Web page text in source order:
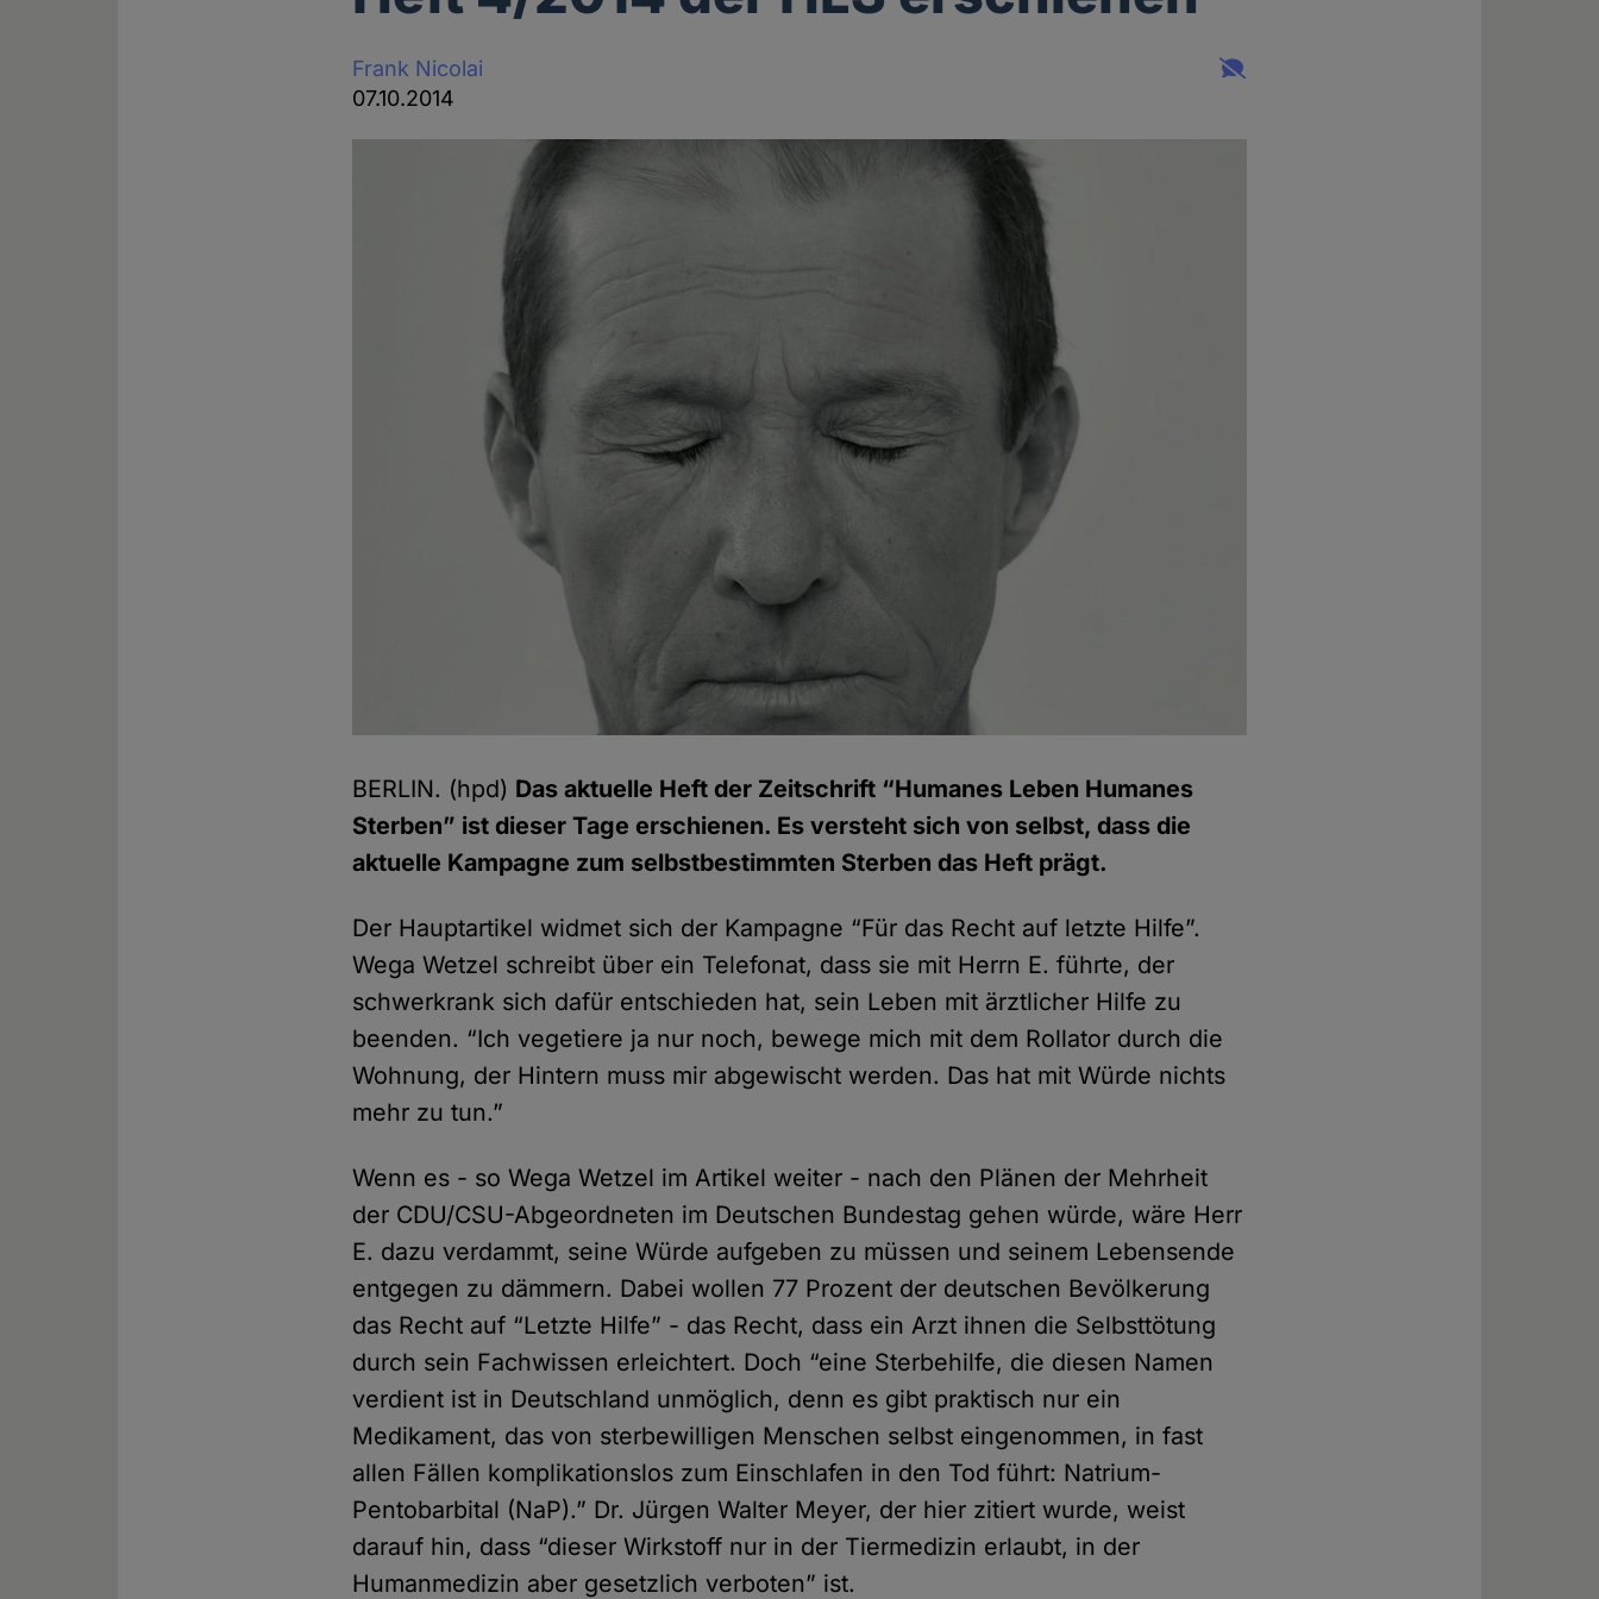
Frank Nicolai
07.10.2014
BERLIN. (hpd) Das aktuelle Heft der Zeitschrift “Humanes Leben Humanes
Sterben” ist dieser Tage erschienen. Es versteht sich von selbst, dass die
aktuelle Kampagne zum selbstbestimmten Sterben das Heft prägt.
Der Hauptartikel widmet sich der Kampagne “Für das Recht auf letzte Hilfe”.
Wega Wetzel schreibt über ein Telefonat, dass sie mit Herrn E. führte, der
schwerkrank sich dafür entschieden hat, sein Leben mit ärztlicher Hilfe zu
beenden. “Ich vegetiere ja nur noch, bewege mich mit dem Rollator durch die
Wohnung, der Hintern muss mir abgewischt werden. Das hat mit Würde nichts
mehr zu tun.”
Wenn es - so Wega Wetzel im Artikel weiter - nach den Plänen der Mehrheit
der CDU/CSU-Abgeordneten im Deutschen Bundestag gehen würde, wäre Herr
E. dazu verdammt, seine Würde aufgeben zu müssen und seinem Lebensende
entgegen zu dämmern. Dabei wollen 77 Prozent der deutschen Bevölkerung
das Recht auf “Letzte Hilfe” - das Recht, dass ein Arzt ihnen die Selbsttötung
durch sein Fachwissen erleichtert. Doch “eine Sterbehilfe, die diesen Namen
verdient ist in Deutschland unmöglich, denn es gibt praktisch nur ein
Medikament, das von sterbewilligen Menschen selbst eingenommen, in fast
allen Fällen komplikationslos zum Einschlafen in den Tod führt: Natrium-
Pentobarbital (NaP).” Dr. Jürgen Walter Meyer, der hier zitiert wurde, weist
darauf hin, dass “dieser Wirkstoff nur in der Tiermedizin erlaubt, in der
Humanmedizin aber gesetzlich verboten” ist.